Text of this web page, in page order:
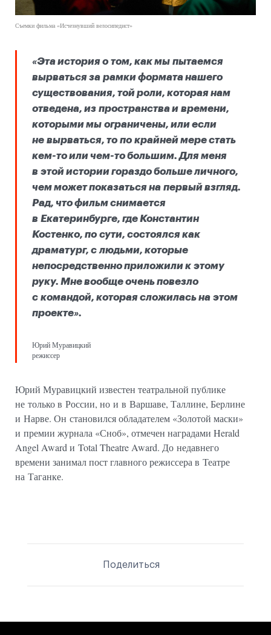
Съемки фильма «Исчезнувший велосипедист»
«Эта история о том, как мы пытаемся
вырваться за рамки формата нашего
существования, той роли, которая нам
отведена, из пространства и времени,
которыми мы ограничены, или если
не вырваться, то по крайней мере стать
кем-то или чем-то большим. Для меня
в этой истории гораздо больше личного,
чем может показаться на первый взгляд.
Рад, что фильм снимается
в Екатеринбурге, где Константин
Костенко, по сути, состоялся как
драматург, с людьми, которые
непосредственно приложили к этому
руку. Мне вообще очень повезло
с командой, которая сложилась на этом
проекте».
Юрий Муравицкий
режиссер
Юрий Муравицкий известен театральной публике
не только в России, но и в Варшаве, Таллине, Берлине
и Нарве. Он становился обладателем «Золотой маски»
и премии журнала «Сноб», отмечен наградами Herald
Angel Award и Total Theatre Award. До недавнего
времени занимал пост главного режиссера в Театре
на Таганке.
Поделиться